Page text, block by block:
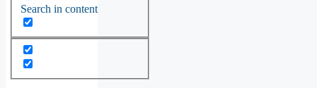
Search in content